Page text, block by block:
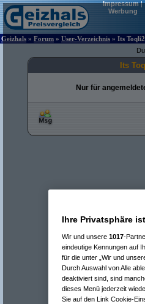
Impressum|
Werbung
Geizhals » Forum » User-Verzeichnis » Its Toqli2
Its
Nur für
Ihre Privatsphäre
Wir und unsere 1017-
eindeutige Kennungen auf
für die unter „Wir und
Durch Auswahl von Alle
deaktiviert sind, sind
dieses Menü jederzeit
Sie auf den Link Cookie-